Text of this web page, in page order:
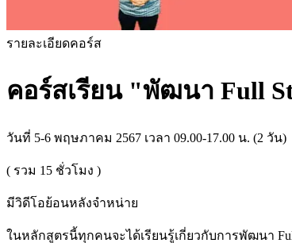
รายละเอียดคอร์ส
คอร์สเรียน "พัฒนา Full
วันที่ 5-6 พฤษภาคม 2567 เวลา 09.00-17.00 น. (2 วัน)
( รวม 15 ชั่วโมง )
มีวิดีโอย้อนหลังจำหน่าย
ในหลักสูตรนี้ทุกคนจะได้เรียนรู้เกี่ยวกับการพัฒนา Full